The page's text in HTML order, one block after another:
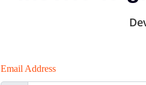
Email Address